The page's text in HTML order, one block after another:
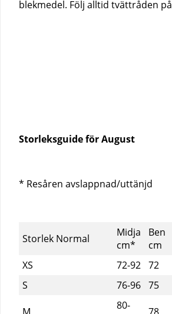
blekmedel. Följ alltid tvättråden
Storleksguide för August
* Resåren avslappnad/uttänjd
Storlek Normal
Midja
cm*
Ben
cm
XS
72-92 72
S
76-96 75
80-